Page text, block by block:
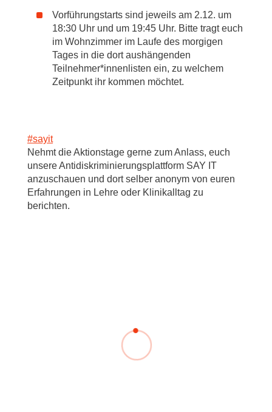
Vorführungstarts sind jeweils am 2.12. um
18:30 Uhr und um 19:45 Uhr. Bitte tragt euch
im Wohnzimmer im Laufe des morgigen
Tages in die dort aushängenden
Teilnehmer*innenlisten ein, zu welchem
Zeitpunkt ihr kommen möchtet.
#sayit
Nehmt die Aktionstage gerne zum Anlass, euch
unsere Antidiskriminierungsplattform SAY IT
anzuschauen und dort selber anonym von euren
Erfahrungen in Lehre oder Klinikalltag zu
berichten.